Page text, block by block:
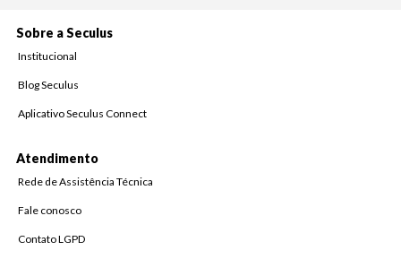
Sobre a Seculus
Institucional
Blog Seculus
Aplicativo Seculus Connect
Atendimento
Rede de Assistência Técnica
Fale conosco
Contato LGPD